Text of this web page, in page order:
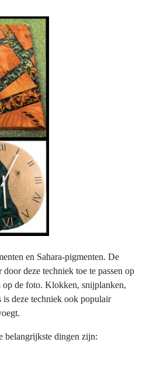
en Sahara-pigmenten. De
deze techniek toe te passen op
op de foto. Klokken, snijplanken,
is deze techniek ook populair
belangrijkste dingen zijn: